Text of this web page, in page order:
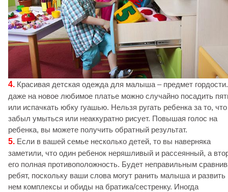
4. Красивая детская одежда для малыша – предмет
даже на новое любимое платье можно случайно посадить
или испачкать юбку гуашью. Нельзя ругать ребенка за то,
забыл умыться или неаккуратно рисует. Повышая голос на
ребенка, вы можете получить обратный результат.
5. Если в вашей семье несколько детей, то вы наверняка
заметили, что один ребенок неряшливый и рассеянный, а
его полная противоположность. Будет неправильным
ребят, поскольку ваши слова могут ранить малыша и развить
нем комплексы и обиды на братика/сестренку. Иногда